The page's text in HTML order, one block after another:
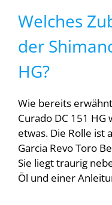
Welches
der
HG?
Wie bereits
Curado DC 151 HG
etwas. Die Rolle ist
Garcia Revo Toro
Sie liegt traurig
Öl und einer